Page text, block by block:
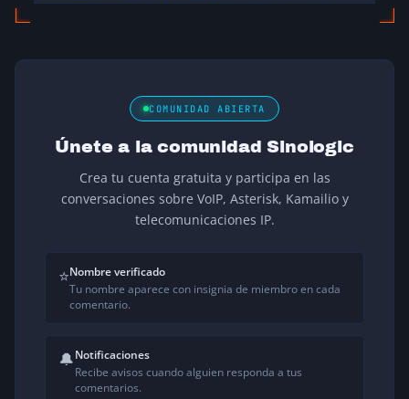
COMUNIDAD ABIERTA
Únete a la comunidad Sinologic
Crea tu cuenta gratuita y participa en las
conversaciones sobre VoIP, Asterisk, Kamailio y
telecomunicaciones IP.
⭐Nombre verificado
Tu nombre aparece con insignia de miembro en cada
comentario.
🔔Notificaciones
Recibe avisos cuando alguien responda a tus
comentarios.